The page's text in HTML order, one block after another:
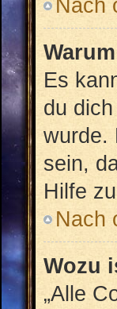
Nach
Es
du
wurde.
sein,
Hilfe
Nach
Wozu
„Alle